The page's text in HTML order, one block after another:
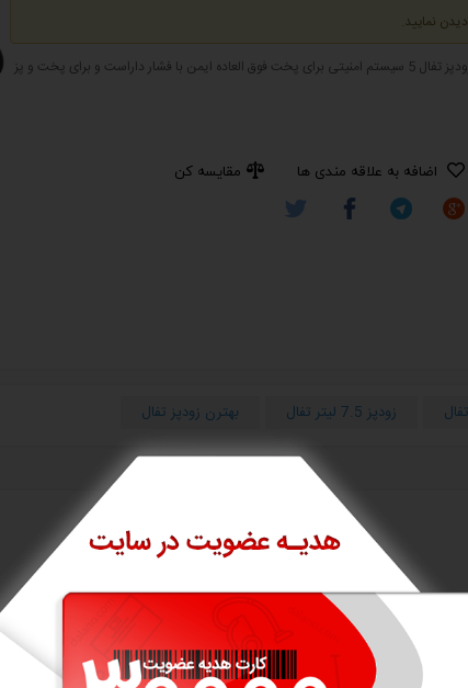
دیدن نمایید.
زودپز تفال مدل P4624966 با ظرفیت 9 لیتر و دارای بدنه از جنس استیل ضد زنگ است، این زودپز تفال 5 سیستم امنیتی برای پخت فوق العاده ایمن با فشار داراست و برای پخت و پز
اضافه به علاقه مندی ها مقایسه کن
زودپز 7.5 لیتر تفال بهترن زودپز تفال